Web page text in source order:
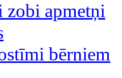
zobi apmetņi
bērniem